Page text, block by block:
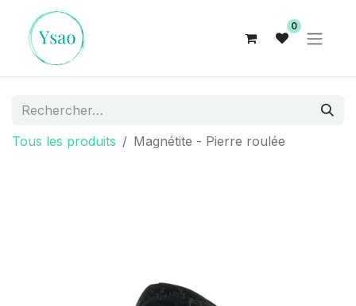
0
Tous les produits Magnétite - Pierre roulée